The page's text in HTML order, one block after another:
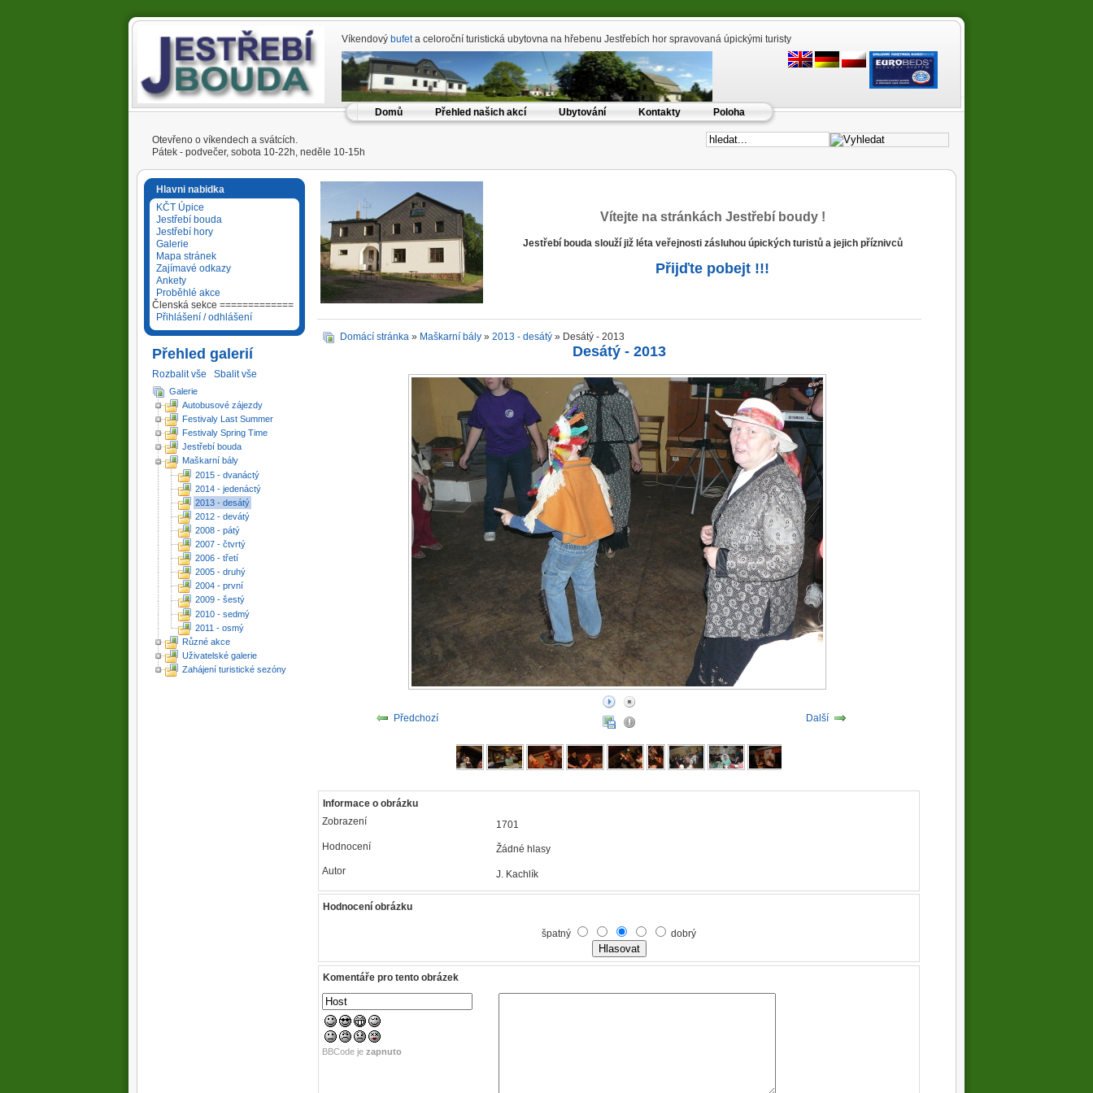
Víkendový bufeta celoroční turistická ubytovna na hřebenu Jestřebích hor spravovaná úpickými turisty
Domů Přehled našich akcí Ubytování Kontakty Poloha
Otevřeno o víkendech a svátcích.
Pátek - podvečer, sobota 10-22h, neděle 10-15h
Hlavni nabidka
KČT Úpice
Jestřebí bouda
Jestřebí hory
Galerie
Mapa stránek
Zajímavé odkazy
Ankety
Proběhlé akce
Členská sekce =============
Přihlášení / odhlášení
Přehled galerií
Rozbalit vše Sbalit vše
Galerie
Autobusové zájezdy
Festivaly Last Summer
Festivaly Spring Time
Jestřebí bouda
Maškarní bály
2015 - dvanáctý
2014 - jedenáctý
2013 - desátý
2012 - devátý
2008 - pátý
2007 - čtvrtý
2006 - třetí
2005 - druhý
2004 - první
2009 - šestý
2010 - sedmý
2011 - osmý
Různé akce
Uživatelské galerie
Zahájení turistické sezóny
Vítejte na stránkách Jestřebí boudy !
Jestřebí bouda slouží již léta veřejnosti zásluhou úpických turistů a jejich příznivců
Přijďte pobejt !!!
Domácí stránka » Maškarní bály » 2013 - desátý » Desátý - 2013
Desátý - 2013
Předchozí Další
Informace o obrázku
Zobrazení
1701
Hodnocení
Žádné hlasy
Autor
J. Kachlík
Hodnocení obrázku
špatný dobrý
Komentáře pro tento obrázek
BBCode je zapnuto